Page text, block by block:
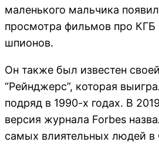
маленького мальчика
просмотра фильмов про КГБ
шпионов.
Он также был известен
“Рейнджерс”, которая
подряд в 1990-х годах. В
версия журнала Forbes
самых влиятельных людей в